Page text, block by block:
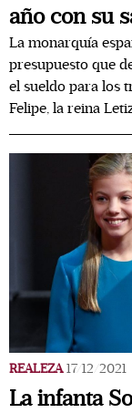
año con su
La monarquía
presupuesto que
el sueldo para los
Felipe, la reina
REALEZA 17/12/2021
La infanta